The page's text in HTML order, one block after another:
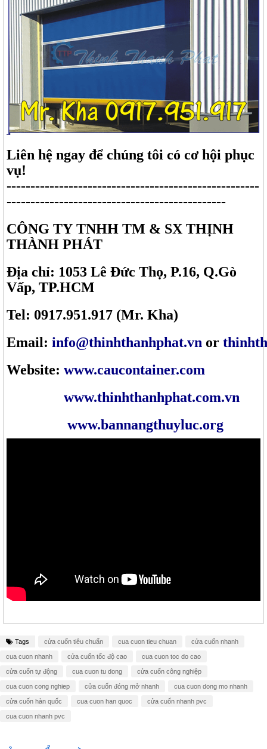
Liên hệ ngay để chúng tôi có cơ hội phục
vụ!
-----------------------------------------------------
----------------------------------------------
CÔNG TY TNHH TM & SX THỊNH
THÀNH PHÁT
Địa chỉ: 1053 Lê Đức Thọ, P.16, Q.Gò
Vấp, TP.HCM
Tel: 0917.951.917 (Mr. Kha)
Email: info@thinhthanhphat.vn or
Website: www.caucontainer.com
www.thinhthanhphat.com.vn
www.bannangthuyluc.org
Tags cửa cuốn tiêu chuẩn cua cuon tieu chuan cửa cuốn nhanh
cua cuon nhanh cửa cuốn tốc độ cao cua cuon toc do cao
cửa cuốn tự động cua cuon tu dong cửa cuốn công nghiệp
cua cuon cong nghiep cửa cuốn đóng mở nhanh cua cuon dong mo nhanh
cửa cuốn hàn quốc cua cuon han quoc cửa cuốn nhanh pvc
cua cuon nhanh pvc